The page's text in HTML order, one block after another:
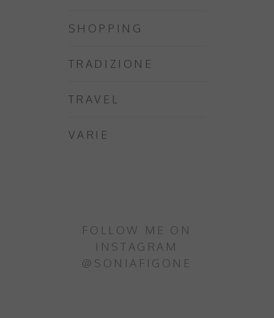
SHOPPING
TRADIZIONE
TRAVEL
VARIE
FOLLOW ME ON
INSTAGRAM
@SONIAFIGONE